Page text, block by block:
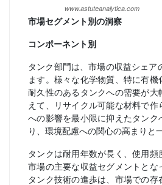
市場セグメント別の洞察
コンポーネント別
タンク部門は、市場の収益シェア
ます。様々な化学物質、特に有機
耐久性のあるタンクへの需要が大
えて、リサイクル可能な材料で作
への影響を最小限に抑えたタンク
り、環境配慮への関心の高まりと
タンクは耐用年数が長く、使用頻
市場の主要な収益セグメントとな
タンク技術の進歩は、市場での